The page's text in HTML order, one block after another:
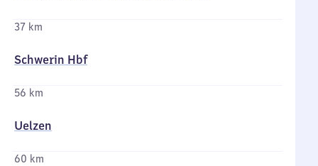
37 km
Schwerin Hbf
56 km
Uelzen
60 km